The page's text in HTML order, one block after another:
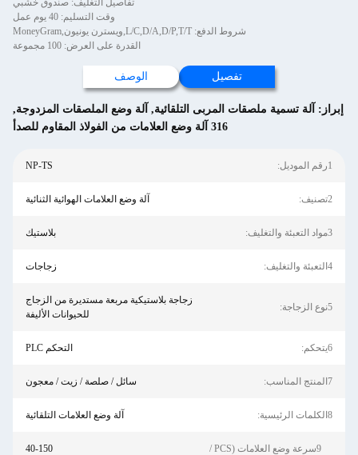
تفاصيل التغليف: صندوق خشبي
وقت التسليم: 40 يوم عمل
شروط الدفع: L/C,D/A,D/P,T/T,ويسترن يونيون,MoneyGram
القدرة على العرض: 100 مجموعة
تفصيل الوصف
إبراز: آلة تسمية ملصقات المربى التلقائية, آلة وضع الملصقات المزدوجة,
316 آلة وضع العلامات من الفولاذ المقاوم للصدأ
1رقم الموديل: NP-TS
2تصنيف: آلة وضع العلامات الهوائية الثنائية
3مواد التعبئة والتغليف: بلاستيك
4التعبئة والتغليف: زجاجات
5نوع الزجاجة:
زجاجة بلاستيكية مربعة مستديرة من الزجاج
للحيوانات الأليفة
6يتحكم: التحكم PLC
7المنتج المناسب: سائل / صلصة / زيت / معجون
8الكلمات الرئيسية: آلة وضع العلامات التلقائية
9سرعة وضع العلامات (PCS /
40-150